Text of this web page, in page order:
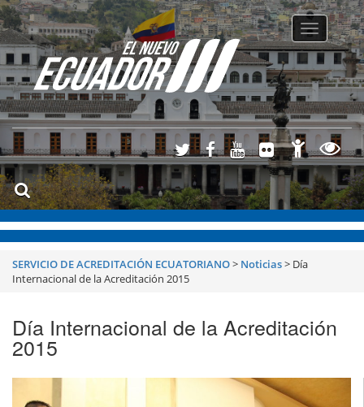
Toggle
SERVICIO DE ACREDITACIÓN ECUATORIANO> Noticias> Día
Internacional de la Acreditación 2015
Día Internacional de la Acreditación
2015